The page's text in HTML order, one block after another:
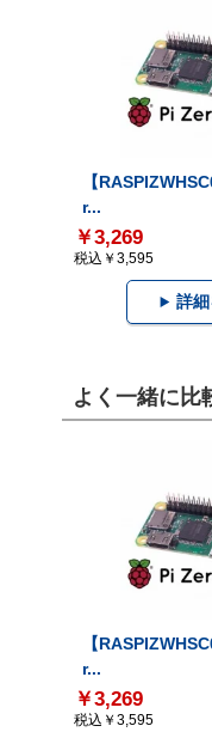
【
r...
￥3,269
税込￥3,595
詳
よく一緒に比
【
r...
￥3,269
税込￥3,595